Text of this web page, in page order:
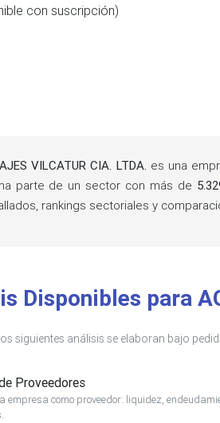
con suscripción)
VILCATUR CIA. LTDA. es una
parte de un sector con más de
rankings sectoriales y
Disponibles para
siguientes análisis se elaboran bajo
Proveedores
empresa como proveedor: liquidez,